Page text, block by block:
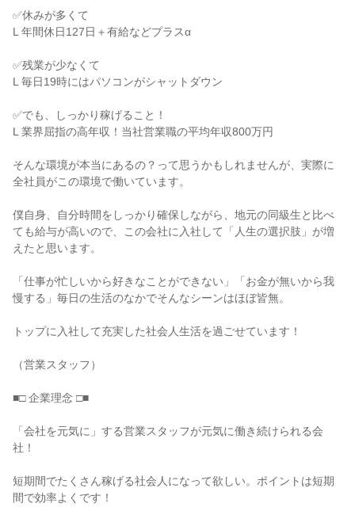
✅休みが多くて
L 年間休日127日＋有給などプラスα
✅残業が少なくて
L 毎日19時にはパソコンがシャットダウン
✅でも、しっかり稼げること！
L 業界屈指の高年収！当社営業職の平均年収800万円
そんな環境が本当にあるの？って思うかもしれませんが、実際に
全社員がこの環境で働いています。
僕自身、自分時間をしっかり確保しながら、地元の同級生と比べ
ても給与が高いので、この会社に入社して「人生の選択肢」が増
えたと思います。
「仕事が忙しいから好きなことができない」「お金が無いから我
慢する」毎日の生活のなかでそんなシーンはほぼ皆無。
トップに入社して充実した社会人生活を過ごせています！
（営業スタッフ）
■□ 企業理念 □■
「会社を元気に」する営業スタッフが元気に働き続けられる会
社！
短期間でたくさん稼げる社会人になって欲しい。ポイントは短期
間で効率よくです！